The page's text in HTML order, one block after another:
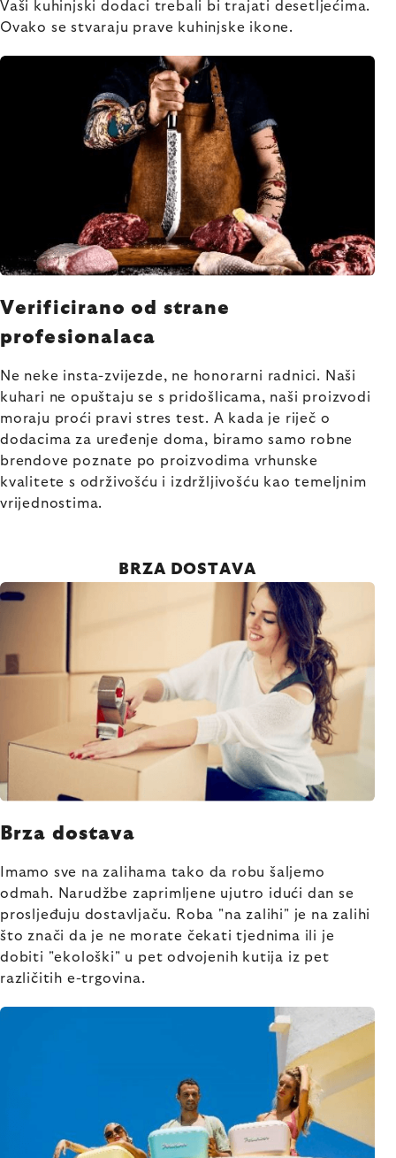
Vaši kuhinjski dodaci trebali bi trajati desetljećima.
Ovako se stvaraju prave kuhinjske ikone.
Verificirano od strane
profesionalaca
Ne neke insta-zvijezde, ne honorarni radnici. Naši
kuhari ne opuštaju se s pridošlicama, naši proizvodi
moraju proći pravi stres test. A kada je riječ o
dodacima za uređenje doma, biramo samo robne
brendove poznate po proizvodima vrhunske
kvalitete s održivošću i izdržljivošću kao temeljnim
vrijednostima.
BRZA DOSTAVA
Brza dostava
Imamo sve na zalihama tako da robu šaljemo
odmah. Narudžbe zaprimljene ujutro idući dan se
prosljeđuju dostavljaču. Roba "na zalihi" je na zalihi
što znači da je ne morate čekati tjednima ili je
dobiti "ekološki" u pet odvojenih kutija iz pet
različitih e-trgovina.